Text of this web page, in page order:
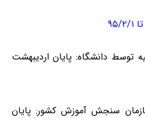
توسط دانشگاه: پایان اردیبهشت
سنجش آموزش کشور: پایان